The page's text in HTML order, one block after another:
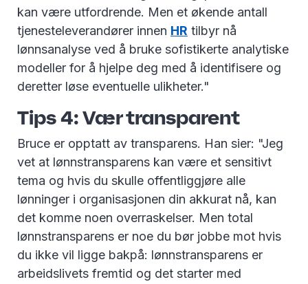
kan være utfordrende. Men et økende antall
tjenesteleverandører innen HR tilbyr nå
lønnsanalyse ved å bruke sofistikerte analytiske
modeller for å hjelpe deg med å identifisere og
deretter løse eventuelle ulikheter."
Tips 4: Vær transparent
Bruce er opptatt av transparens. Han sier: "Jeg
vet at lønnstransparens kan være et sensitivt
tema og hvis du skulle offentliggjøre alle
lønninger i organisasjonen din akkurat nå, kan
det komme noen overraskelser. Men total
lønnstransparens er noe du bør jobbe mot hvis
du ikke vil ligge bakpå: lønnstransparens er
arbeidslivets fremtid og det starter med